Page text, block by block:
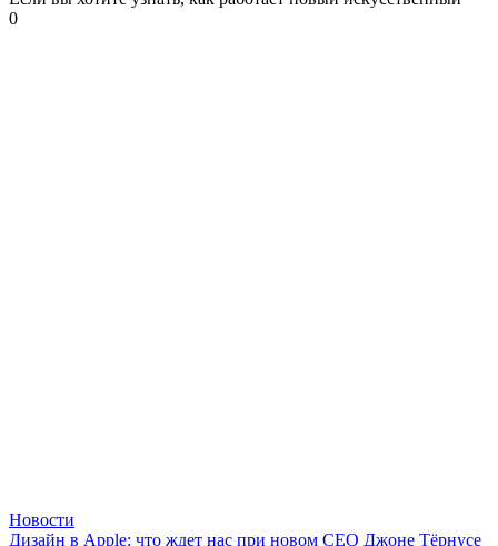
0
Новости
Дизайн в Apple: что ждет нас при новом CEO Джоне Тёрнусе